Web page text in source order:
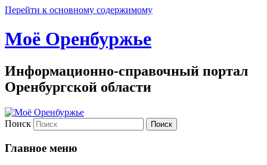
Перейти к основному содержимому
Моё Оренбуржье
Информационно-справочный портал
Оренбургской области
Поиск
Главное меню